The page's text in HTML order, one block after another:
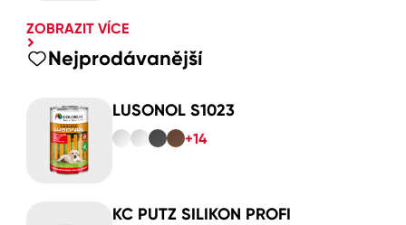
ZOBRAZIT VÍCE
Nejprodávanější
LUSONOL S1023
+14
KC PUTZ SILIKON PROFI